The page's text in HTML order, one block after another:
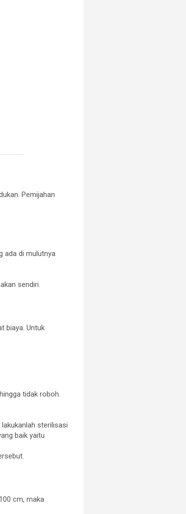
Pemijahan
ada di mulutnya
sendiri.
biaya. Untuk
tidak roboh.
sterilisasi
baik yaitu
cm, maka